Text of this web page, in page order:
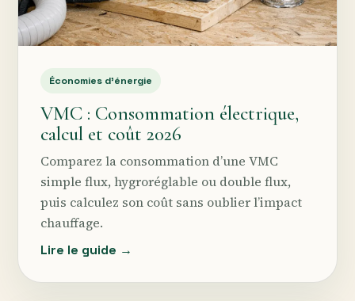
Économies d’énergie
VMC : Consommation électrique,
calcul et coût 2026
Comparez la consommation d’une VMC
simple flux, hygroréglable ou double flux,
puis calculez son coût sans oublier l’impact
chauffage.
Lire le guide →